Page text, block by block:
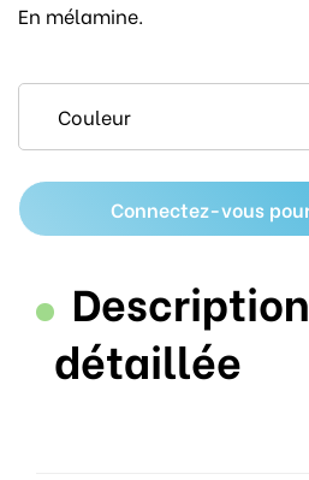
En mélamine.
Connectez-vous
Description
détaillée